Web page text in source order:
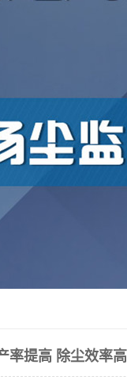
率提高 除尘效率高